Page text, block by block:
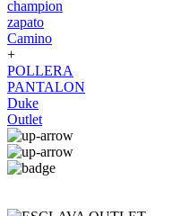
champion
zapato
Camino
+
POLLERA
PANTALON
Duke
Outlet